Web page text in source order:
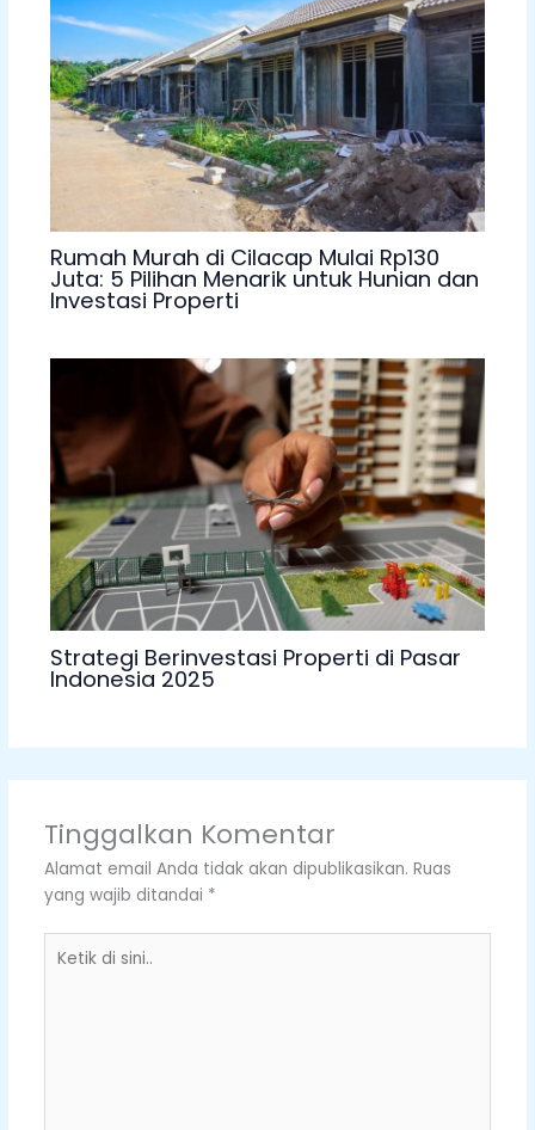
Rumah Murah di Cilacap Mulai Rp130
Juta: 5 Pilihan Menarik untuk Hunian dan
Investasi Properti
Strategi Berinvestasi Properti di Pasar
Indonesia 2025
Tinggalkan Komentar
Alamat email Anda tidak akan dipublikasikan. Ruas
yang wajib ditandai *